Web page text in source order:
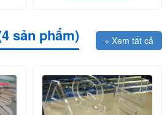
sản phẩm) + Xem tất cả